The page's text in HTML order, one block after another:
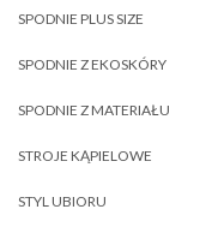
SPODNIE PLUS SIZE
SPODNIE Z EKOSKÓRY
SPODNIE Z MATERIAŁU
STROJE KĄPIELOWE
STYL UBIORU